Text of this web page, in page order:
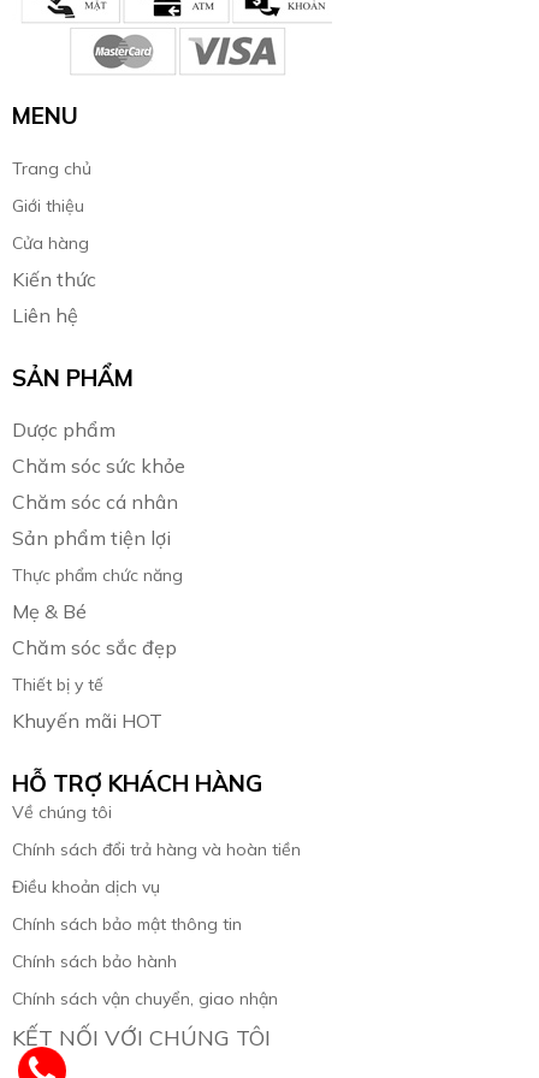
MENU
Trang chủ
Giới thiệu
Cửa hàng
Kiến thức
Liên hệ
SẢN PHẨM
Dược phẩm
Chăm sóc sức khỏe
Chăm sóc cá nhân
Sản phẩm tiện lợi
Thực phẩm chức năng
Mẹ & Bé
Chăm sóc sắc đẹp
Thiết bị y tế
Khuyến mãi HOT
HỖ TRỢ KHÁCH HÀNG
Về chúng tôi
Chính sách đổi trả hàng và hoàn tiền
Điều khoản dịch vụ
Chính sách bảo mật thông tin
Chính sách bảo hành
Chính sách vận chuyển, giao nhận
KẾT NỐI VỚI CHÚNG TÔI